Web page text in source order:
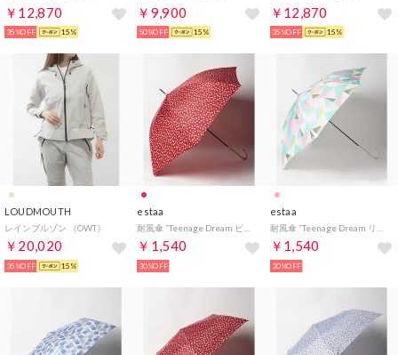
￥12,870
35%OFF 15%
￥9,900
50%OFF 15%
￥12,870
35%OFF 15%
LOUDMOUTH
レインブルゾン （OWT）
￥20,020
35%OFF 15%
estaa
￥1,540
30%OFF
estaa
￥1,540
30%OFF